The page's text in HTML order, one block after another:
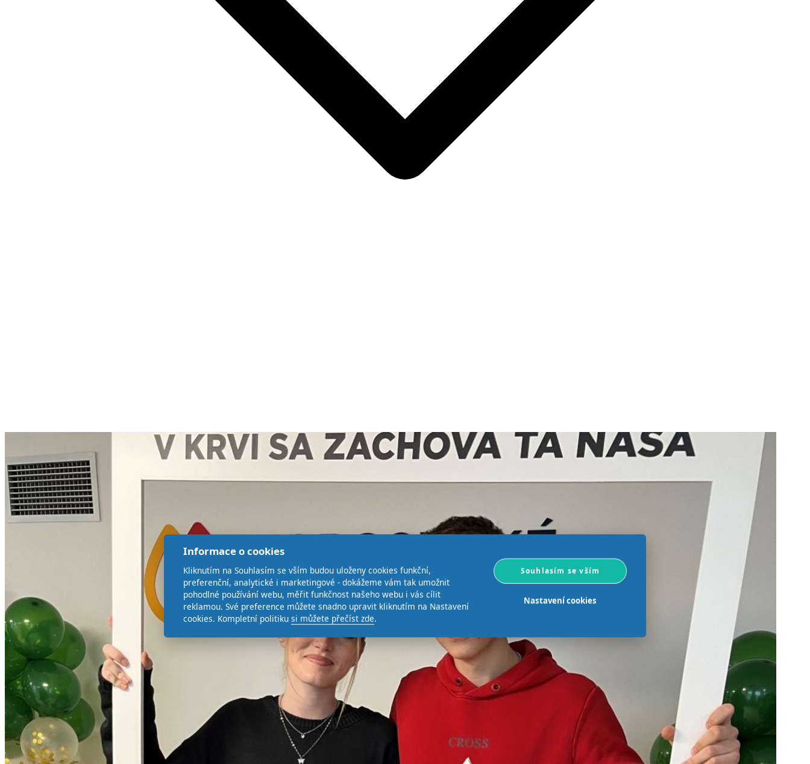
Informace o cookies
Kliknutím na Souhlasím se vším budou uloženy cookies funkční,
preferenční, analytické i marketingové - dokážeme vám tak umožnit
pohodlné používání webu, měřit funkčnost našeho webu i vás cílit
reklamou. Své preference můžete snadno upravit kliknutím na Nastavení
cookies. Kompletní politiku si můžete přečíst zde.
Souhlasím se vším
Nastavení cookies